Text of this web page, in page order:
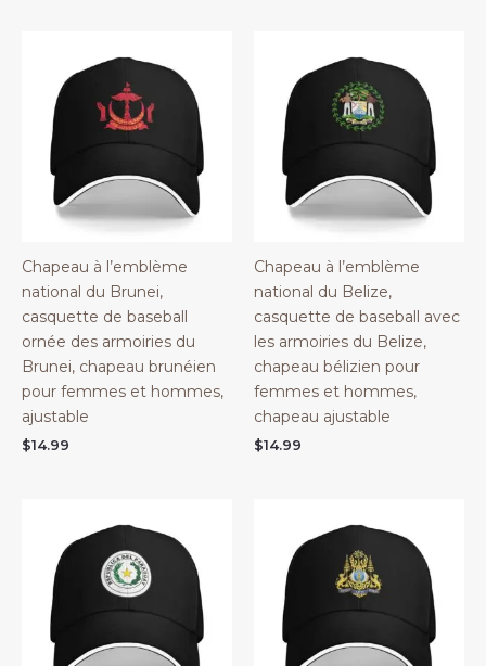
Chapeau à l’emblème
national du Brunei,
casquette de baseball
ornée des armoiries du
Brunei, chapeau brunéien
pour femmes et hommes,
ajustable
$14.99
Chapeau à l’emblème
national du Belize,
casquette de baseball avec
les armoiries du Belize,
chapeau bélizien pour
femmes et hommes,
chapeau ajustable
$14.99